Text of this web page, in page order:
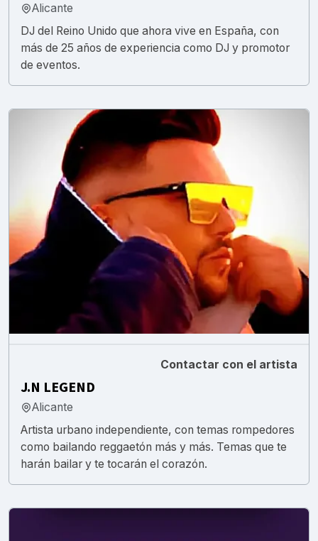
Alicante
DJ del Reino Unido que ahora vive en España, con
más de 25 años de experiencia como DJ y promotor
de eventos.
Contactar con el artista
J.N LEGEND
Alicante
Artista urbano independiente, con temas rompedores
como bailando reggaetón más y más. Temas que te
harán bailar y te tocarán el corazón.